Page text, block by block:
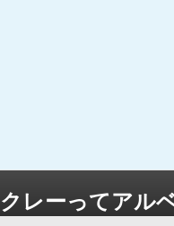
クレーってアル